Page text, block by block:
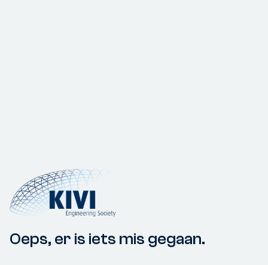
Oeps, er is iets mis gegaan.